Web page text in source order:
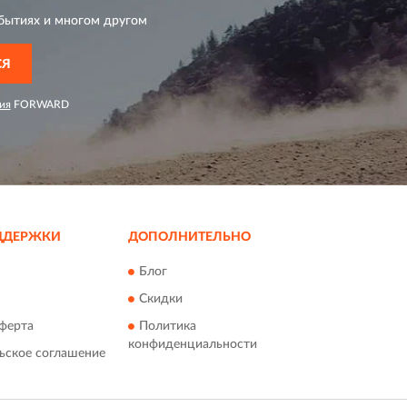
и многом другом
FORWARD
соглашение
ДОПОЛНИТЕЛЬНО
Блог
Скидки
Политика
конфиденциальности